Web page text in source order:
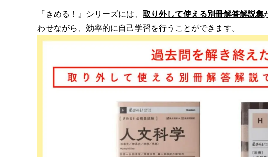
『きめる！』シリーズには、 取り外して使える別冊解答解説集
わせながら、効率的に自己学習を行うことができます。